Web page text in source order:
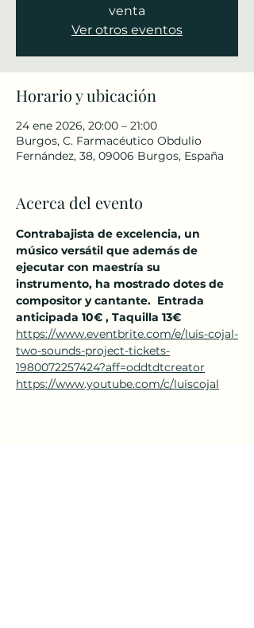
venta
Ver otros eventos
Horario y ubicación
24 ene 2026, 20:00 – 21:00
Burgos, C. Farmacéutico Obdulio
Fernández, 38, 09006 Burgos, España
Acerca del evento
Contrabajista de excelencia, un
músico versátil que además de
ejecutar con maestría su
instrumento, ha mostrado dotes de
compositor y cantante.  Entrada
anticipada 10€ , Taquilla 13€
https://www.eventbrite.com/e/luis-cojal-
two-sounds-project-tickets-
1980072257424?aff=oddtdtcreator
https://www.youtube.com/c/luiscojal